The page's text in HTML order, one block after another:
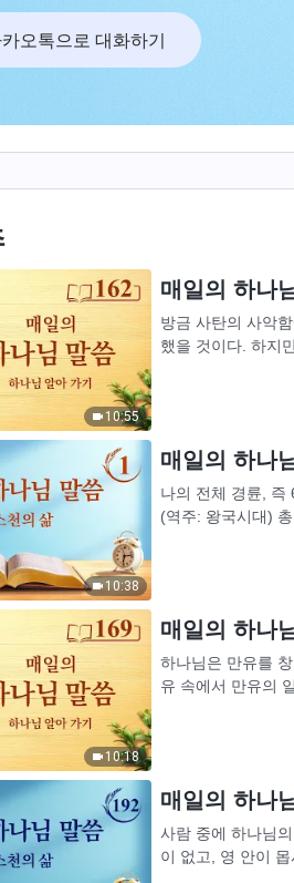
오톡으로 대화하기
10:55
매일의 하나
방금 사탄의 사악
했을 것이다. 하지
10:38
매일의 하나
나의 전체 경륜, 즉
(역주: 왕국시대)
10:18
매일의 하나
하나님은 만유를
유 속에서 만유의
매일의 하나
사람 중에 하나님
이 없고, 영 안이